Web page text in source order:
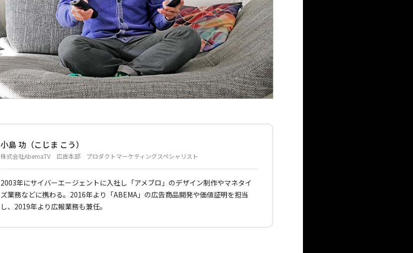
小島 功（こじま こう）
株式会社AbemaTV 広告本部 プロダクトマーケティングスペシャリスト
2003年にサイバーエージェントに入社し「アメブロ」のデザイン制作やマネタイ
ズ業務などに携わる。2016年より「ABEMA」の広告商品開発や価値証明を担当
し、2019年より広報業務も兼任。